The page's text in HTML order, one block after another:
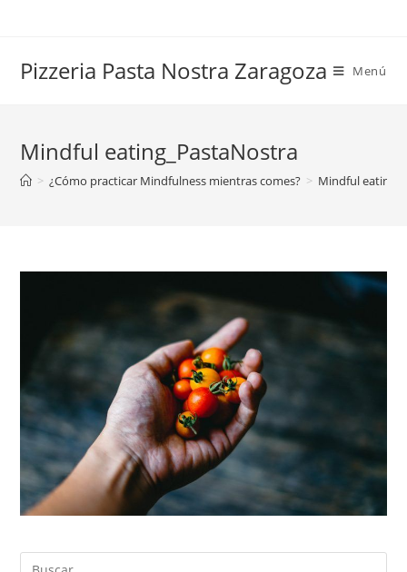
Pizzeria Pasta Nostra Zaragoza Menú
Mindful eating_PastaNostra
> ¿Cómo practicar Mindfulness mientras comes? > Mindful
Buscar